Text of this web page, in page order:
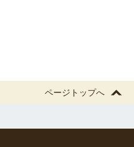
ページトップへ